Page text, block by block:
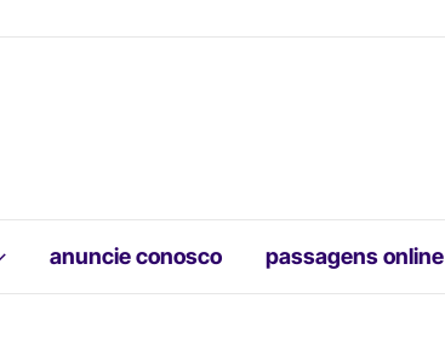
anuncie conosco passagens online